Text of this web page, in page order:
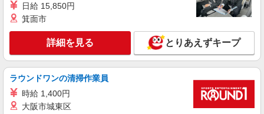
時にご相談ください。 ◆交通費：別途全額支給 ※
当社規定あり
に多数勤務地あります！
キープ 詳細を見る
株式会社kotrio /●SI-H-2102172
≪白岡駅≫高級シニアマンションで見回り/生
日給 15,850円
箕面市
詳細を見る とりあえずキープ
ラウンドワンの清掃作業員
時給 1,400円
大阪市城東区